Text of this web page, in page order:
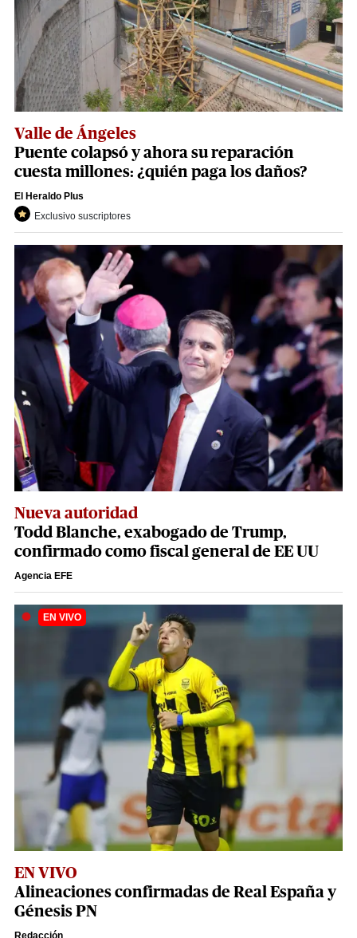
Valle de Ángeles
Puente colapsó y ahora su reparación
cuesta millones: ¿quién paga los daños?
El Heraldo Plus
Exclusivo suscriptores
Nueva autoridad
Todd Blanche, exabogado de Trump,
confirmado como fiscal general de EE UU
Agencia EFE
EN VIVO
Alineaciones confirmadas de Real España y
Génesis PN